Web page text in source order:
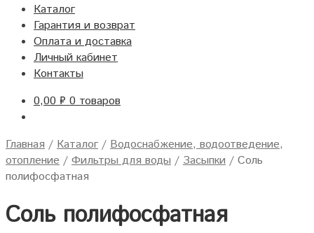
Каталог
Гарантия и возврат
Оплата и доставка
Личный кабинет
Контакты
0,00₽ 0 товаров
Главная / Каталог / Водоснабжение, водоотведение,
отопление / Фильтры для воды / Засыпки / Соль
полифосфатная
Соль полифосфатная